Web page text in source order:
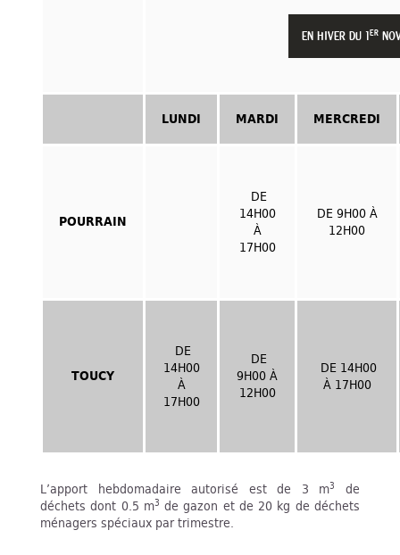
EN HIVER DU 1ER
LUNDI MARDI MERCREDI
POURRAIN
DE
14H00
À
17H00
DE 9H00 À
12H00
TOUCY
DE
14H00
À
17H00
DE
9H00 À
12H00
DE 14H00
À 17H00
L’apport hebdomadaire autorisé est de 3 m3
de
déchets dont 0.5 m3 de gazon et de 20 kg de déchets
ménagers spéciaux par trimestre.